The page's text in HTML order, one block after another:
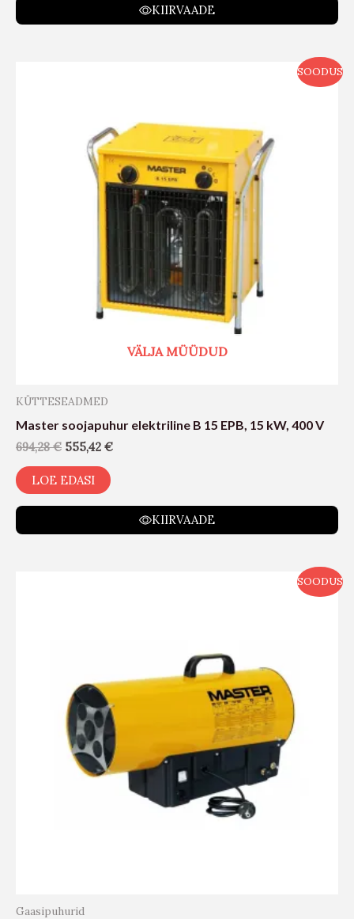
KIIRVAADE
SOODUS
VÄLJA MÜÜDUD
KÜTTESEADMED
Master soojapuhur elektriline B 15 EPB, 15 kW, 400 V
694,28€ 555,42 €
LOE EDASI
KIIRVAADE
SOODUS
Gaasipuhurid